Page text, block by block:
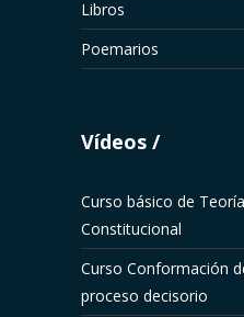
Libros
Poemarios
Vídeos
Curso básico de
Constitucional
Curso Conformación
proceso decisorio